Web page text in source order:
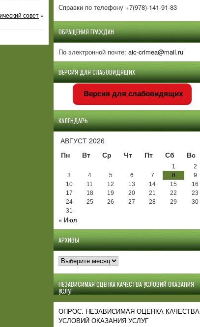
совет »
Справки по телефону +7(978)-141-91-83
ОБРАЩЕНИЯ ГРАЖДАН
По электронной почте: aic-crimea@mail.ru
ВЕРСИЯ ДЛЯ СЛАБОВИДЯЩИХ
Версия для слабовидящих
КАЛЕНДАРЬ
АВГУСТ 2026
Пн
Вт Ср Чт Пт Сб Вс
1
2
3
4 5 6 7 8
9
10
11 12 13 14 15
16
17
18 19 20 21 22
23
24
25 26 27 28 29
30
31
« Июл
АРХИВЫ
Архивы
НЕЗАВИСИМАЯ ОЦЕНКА КАЧЕСТВА УСЛОВИЙ ОКАЗАНИЯ
УСЛУГ
ОПРОС. НЕЗАВИСИМАЯ ОЦЕНКА КАЧЕСТВА
УСЛОВИЙ ОКАЗАНИЯ УСЛУГ